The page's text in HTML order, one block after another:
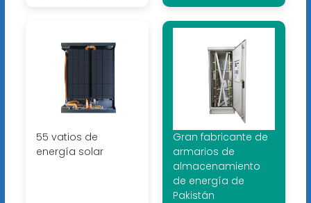
55 vatios de
energía solar
Gran fabricante de
armarios de
almacenamiento
de energía de
Pakistán